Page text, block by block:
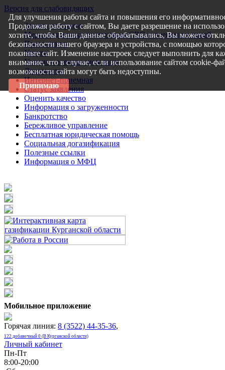
Версия для слабовидящих
Запись на прием
Меры поддержки участникам СВО и членам их семей
Пресс-центр
Услуги
Услуги в электронном виде
Документы
Интернет-приемная
Статус заявления
Оценить качество
Информация о загруженности
Банкротство
Бережливое управление
Бесплатная юридическая помощь
Социальная догазификация
Полезные ссылки
Информация о МФЦ
Мобильное приложение
Горячая линия: 8 (3522) 44-35-36,
122 добавочный 0 (В Курганской области)
Личный кабинет
Пн-Пт
8:00-20:00
Для улучшения работы сайта и повышения его
Продолжая работу с сайтом, Вы даете разрешение на
хотите, чтобы Ваши данные обрабатывались, Вы можете
безопасности вашего браузера и устройства, с помощью
покиньте сайт. Изменение настроек следует выполнить для
внимание, что в случае, если использование сайтом cookie-
возможности сайта могут быть недоступны.
Принимаю